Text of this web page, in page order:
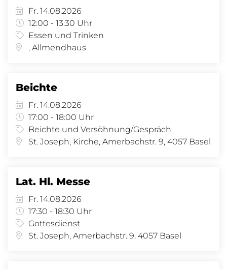
Fr. 14.08.2026
12:00 - 13:30 Uhr
Essen und Trinken
, Allmendhaus
Beichte
Fr. 14.08.2026
17:00 - 18:00 Uhr
Beichte und Versöhnung/Gespräch
St. Joseph, Kirche, Amerbachstr. 9, 4057 Basel
Lat. Hl. Messe
Fr. 14.08.2026
17:30 - 18:30 Uhr
Gottesdienst
St. Joseph, Amerbachstr. 9, 4057 Basel